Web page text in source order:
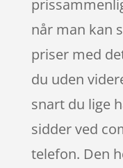
når man kan
priser med
du uden
snart du lige
sidder ved
telefon. Den